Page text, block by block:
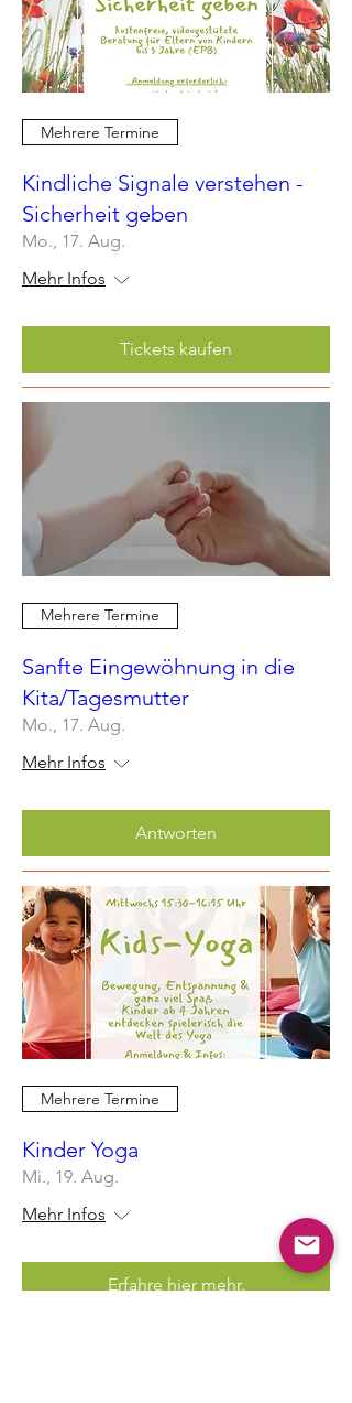
Mehrere Termine
Kindliche Signale verstehen -
Sicherheit geben
Mo., 17. Aug.
Mehr Infos
Tickets kaufen
Mehrere Termine
Sanfte Eingewöhnung in die
Kita/Tagesmutter
Mo., 17. Aug.
Mehr Infos
Antworten
Mehrere Termine
Kinder Yoga
Mi., 19. Aug.
Mehr Infos
Erfahre hier mehr.